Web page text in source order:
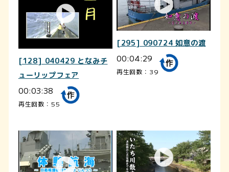
[128] 040429 となみチ
ューリップフェア
00:03:38
再生回数：55
[295] 090724 如意の渡
00:04:29
再生回数：39